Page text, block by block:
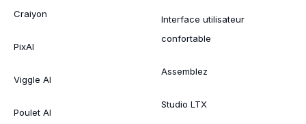
Craiyon
PixAI
Viggle AI
Poulet AI
Interface utilisateur
confortable
Assemblez
Studio LTX